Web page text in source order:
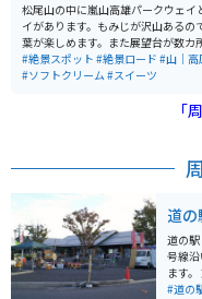
松尾山の中に嵐山高雄パークウェイ
イがあります。もみじが沢山あるの
葉が楽しめます。また展望台が数カ
並みや保津峡の川下り、トロッコ列
す。 周辺にはBBQ場やフィッシングエリア、ドッグラ
日中楽しめるスポットです。自然
接する管理釣り場でトラウトを釣る
#絶景スポット #絶景ロード #山｜高
#ソフトクリーム#スイーツ
「
道の
道の
号線
ます。 施設内には、地元の農産物を販売する「草津あぐ
りーん
#道の